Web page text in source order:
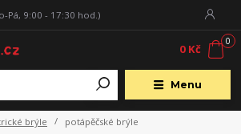
Menu
Pá, 9:00 - 17:30 hod.)
0
0 Kč
brýle potápěčské brýle